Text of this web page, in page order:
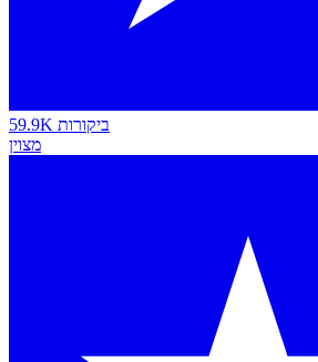
59.9K ביקורות
מצוין